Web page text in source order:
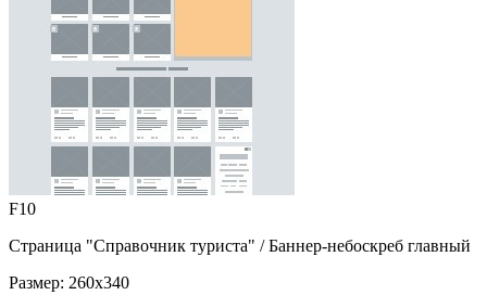
F10
Страница "Справочник туриста" / Баннер-небоскреб главный
Размер: 260x340